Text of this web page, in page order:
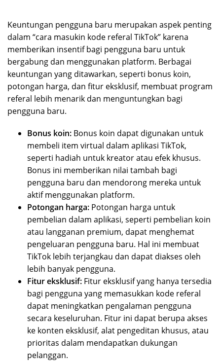
Keuntungan pengguna baru merupakan aspek penting
dalam “cara masukin kode referal TikTok” karena
memberikan insentif bagi pengguna baru untuk
bergabung dan menggunakan platform. Berbagai
keuntungan yang ditawarkan, seperti bonus koin,
potongan harga, dan fitur eksklusif, membuat program
referal lebih menarik dan menguntungkan bagi
pengguna baru.
Bonus koin: Bonus koin dapat digunakan untuk
membeli item virtual dalam aplikasi TikTok,
seperti hadiah untuk kreator atau efek khusus.
Bonus ini memberikan nilai tambah bagi
pengguna baru dan mendorong mereka untuk
aktif menggunakan platform.
Potongan harga: Potongan harga untuk
pembelian dalam aplikasi, seperti pembelian koin
atau langganan premium, dapat menghemat
pengeluaran pengguna baru. Hal ini membuat
TikTok lebih terjangkau dan dapat diakses oleh
lebih banyak pengguna.
Fitur eksklusif: Fitur eksklusif yang hanya tersedia
bagi pengguna yang memasukkan kode referal
dapat meningkatkan pengalaman pengguna
secara keseluruhan. Fitur ini dapat berupa akses
ke konten eksklusif, alat pengeditan khusus, atau
prioritas dalam mendapatkan dukungan
pelanggan.